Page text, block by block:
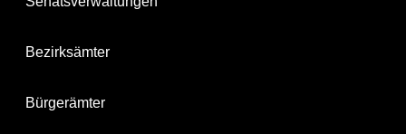
Bezirksämter
Bürgerämter